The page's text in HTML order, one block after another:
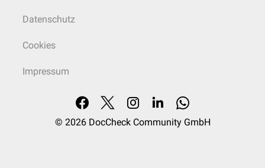
Datenschutz
Cookies
Impressum
© 2026 DocCheck Community GmbH